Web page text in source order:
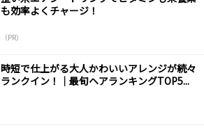
も効率よくチャージ！
（PR）
時短で仕上がる大人かわいいアレンジが続々
ランクイン！｜最旬ヘアランキングTOP5...